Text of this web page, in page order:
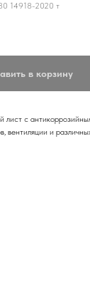
14918-2020 т
в корзину
лист с
вентиляции и